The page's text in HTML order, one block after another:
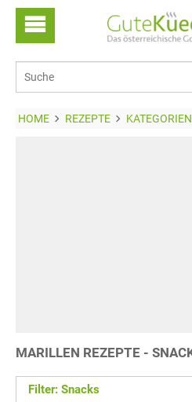
HOME REZEPTE KATEGORIEN
MARILLEN REZEPTE -
Filter: Snacks